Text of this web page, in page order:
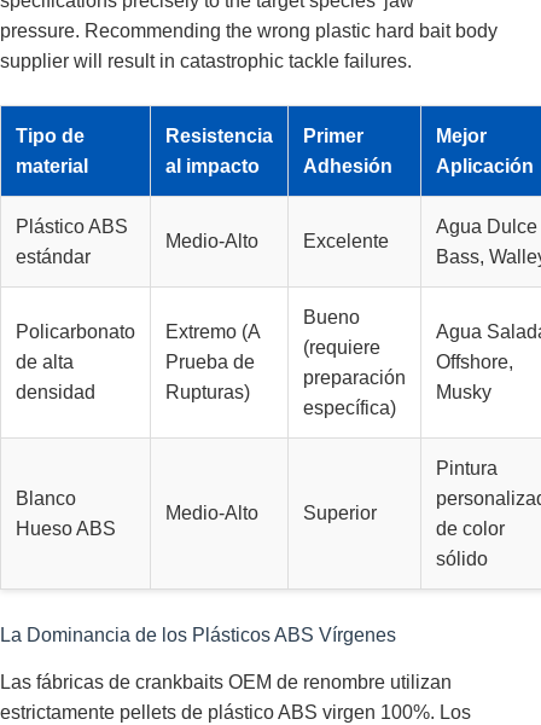
pressure. Recommending the wrong plastic hard bait body
supplier will result in catastrophic tackle failures.
Tipo de
material
Resistencia
al impacto
Primer
Adhesión
Mejor
Aplicación
Plástico ABS
estándar
Medio-Alto Excelente
Agua Dulce
Bass,
Policarbonato
de alta
densidad
Extremo (A
Prueba de
Rupturas)
Bueno
(requiere
preparación
específica)
Agua
Offshore,
Musky
Blanco
Hueso ABS
Medio-Alto Superior
Pintura
de color
sólido
La Dominancia de los Plásticos ABS Vírgenes
Las fábricas de crankbaits OEM de renombre utilizan
estrictamente pellets de plástico ABS virgen 100%. Los